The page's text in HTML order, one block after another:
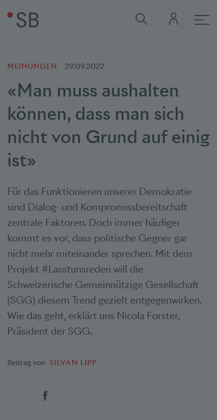
MEINUNGEN 29.09.2022
«Man muss aushalten
können, dass man sich
nicht von Grund auf einig
ist»
Für das Funktionieren unserer Demokratie
sind Dialog- und Kompromissbereitschaft
zentrale Faktoren. Doch immer häufiger
kommt es vor, dass politische Gegner gar
nicht mehr miteinander sprechen. Mit dem
Projekt #Lasstunsreden will die
Schweizerische Gemeinnützige Gesellschaft
(SGG) diesem Trend gezielt entgegenwirken.
Wie das geht, erklärt uns Nicola Forster,
Präsident der SGG.
Beitrag von SILVAN LIPP
Social Bookmarks